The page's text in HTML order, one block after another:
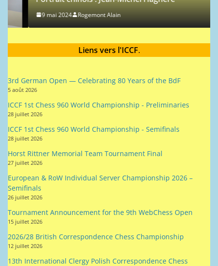
9 mai 2024 Rogemont Alain
Liens vers l'ICCF.
3rd German Open — Celebrating 80 Years of the BdF
5 août 2026
ICCF 1st Chess 960 World Championship - Preliminaries
28 juillet 2026
ICCF 1st Chess 960 World Championship - Semifinals
28 juillet 2026
Horst Rittner Memorial Team Tournament Final
27 juillet 2026
European & RoW Individual Server Championship 2026 –
Semifinals
26 juillet 2026
Tournament Announcement for the 9th WebChess Open
15 juillet 2026
2026/28 British Correspondence Chess Championship
12 juillet 2026
13th International Clergy Polish Correspondence Chess